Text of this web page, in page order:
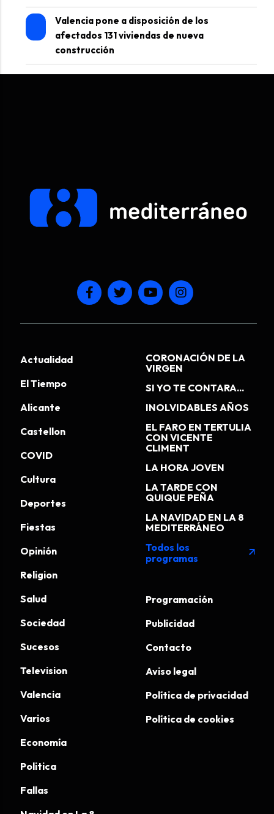
Valencia pone a disposición de los
afectados 131 viviendas de nueva
construcción
Actualidad
El Tiempo
Alicante
Castellon
COVID
Cultura
Deportes
Fiestas
Opinión
Religion
Salud
Sociedad
Sucesos
Television
Valencia
Varios
Economía
Politica
Fallas
CORONACIÓN DE LA
VIRGEN
SI YO TE CONTARA...
INOLVIDABLES AÑOS
EL FARO EN TERTULIA
CON VICENTE
CLIMENT
LA HORA JOVEN
LA TARDE CON
QUIQUE PEÑA
LA NAVIDAD EN LA 8
MEDITERRÁNEO
Todos los
programas
arrow_outward
Programación
Publicidad
Contacto
Aviso legal
Política de privacidad
Política de cookies